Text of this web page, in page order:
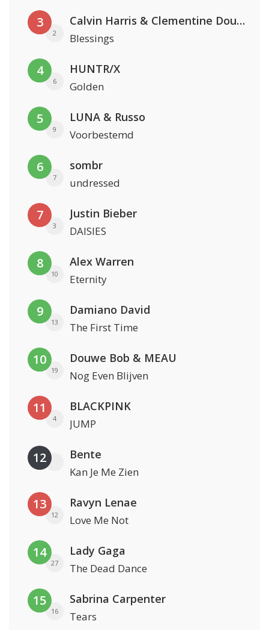
3
2
Calvin Harris & Clementine Douglas
Blessings
4
6
HUNTR/X
Golden
5
9
LUNA & Russo
Voorbestemd
6
7
sombr
undressed
7
3
Justin Bieber
DAISIES
8
10
Alex Warren
Eternity
9
13
Damiano David
The First Time
10
19
Douwe Bob & MEAU
Nog Even Blijven
11
4
BLACKPINK
JUMP
12 Bente
Kan Je Me Zien
13
12
Ravyn Lenae
Love Me Not
14
27
Lady Gaga
The Dead Dance
15
16
Sabrina Carpenter
Tears